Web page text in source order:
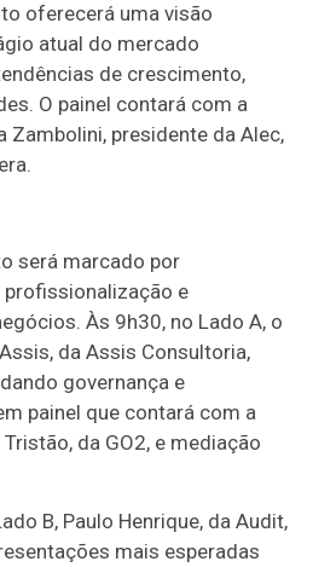
oferecerá uma visão
atual do mercado
de crescimento,
O painel contará com a
Zambolini, presidente da Alec,
será marcado por
e
Às 9h30, no Lado A, o
da Assis Consultoria,
governança e
painel que contará com a
da GO2, e mediação
B, Paulo Henrique, da Audit,
mais esperadas